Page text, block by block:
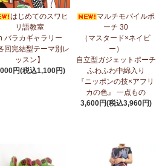
ル新入荷！ ～腰や首に巻いてアレンジ
アート～マサイの作品 新入荷！
アート～Sサイズの作品 新入荷！作家
ご紹介します
ザニアより完全限定入荷！
3個で10％OFF！タンザニア産カシュー
＞～こだわりの大粒 香り高くコク深い
はじめてのスワヒ
リ語教室
バラカギャラリー
回完結型テーマ別レ
ッスン】
円(税込1,100円)
マルチモバイルポ
ーチ 30
（マスタード×ネイビ
ー）
自立型ガジェットポーチ
ふわふわ中綿入り
『ニッポンの技×アフリ
カの色』 一点もの
3,600円(税込3,960円)